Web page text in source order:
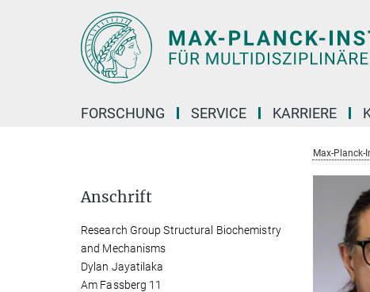
FORSCHUNG SERVICE KARRIERE
Max-
Anschrift
Research Group Structural Biochemistry
and Mechanisms
Dylan Jayatilaka
Am Fassberg 11